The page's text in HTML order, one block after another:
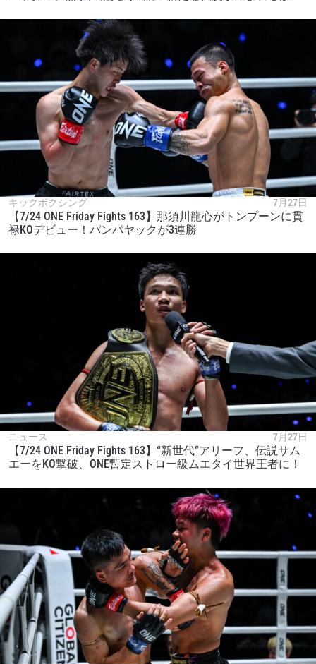
キックボクシング 7月27日
【7/24 ONE Friday Fights 163】那須川龍心がトンプーンに貫
禄KOデビュー！パンパヤックが3連勝
ニュース 7月27日
【7/24 ONE Friday Fights 163】“新世代”アリーフ、伝説サム
エーをKO撃破、ONE暫定ストロー級ムエタイ世界王者に！